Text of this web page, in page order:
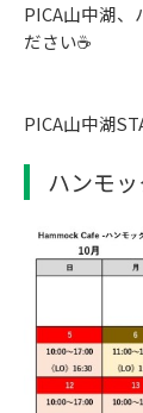
PICA山中湖、
ださい☕
PICA山中湖
ハンモ